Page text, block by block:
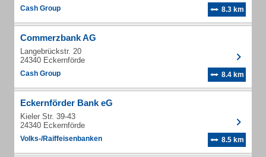
Cash Group 8.3 km
Commerzbank AG
Langebrückstr. 20
24340 Eckernförde
Cash Group 8.4 km
Eckernförder Bank eG
Kieler Str. 39-43
24340 Eckernförde
Volks-/Raiffeisenbanken 8.5 km